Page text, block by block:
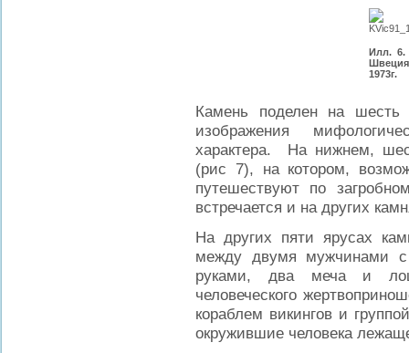
Илл. 6.
Швеция
1973г.
Камень поделен на шесть
изображения
характера. На нижнем,
(рис 7), на котором,
путешествуют по
встречается и на других
На других пяти ярусах
между двумя мужчинами
руками, два меча и
человеческого
кораблем викингов и
окружившие человека